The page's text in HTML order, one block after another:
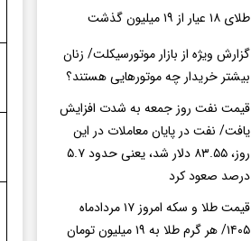
طلای ۱۸ عیار از ۱۹ میلیون گذشت
گزارش ویژه از بازار موتورسیکلت/ زنان
بیشتر خریدار چه موتورهایی هستند؟
قیمت نفت روز جمعه به شدت افزایش
یافت/ نفت در پایان معاملات در این
روز، ۸۳.۵۵ دلار شد، یعنی حدود ۵.۷
درصد صعود کرد
قیمت طلا و سکه امروز ۱۷ مردادماه
۱۴۰۵/ هر گرم طلا به ۱۹ میلیون تومان